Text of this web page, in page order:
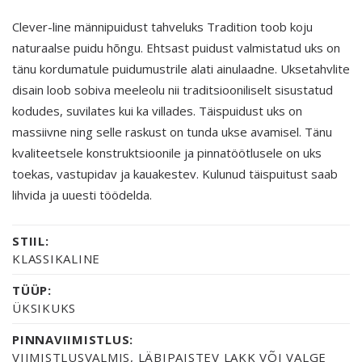
Clever-line männipuidust tahveluks Tradition toob koju
naturaalse puidu hõngu. Ehtsast puidust valmistatud uks on
tänu kordumatule puidumustrile alati ainulaadne. Uksetahvlite
disain loob sobiva meeleolu nii traditsiooniliselt sisustatud
kodudes, suvilates kui ka villades. Täispuidust uks on
massiivne ning selle raskust on tunda ukse avamisel. Tänu
kvaliteetsele konstruktsioonile ja pinnatöötlusele on uks
toekas, vastupidav ja kauakestev. Kulunud täispuitust saab
lihvida ja uuesti töödelda.
STIIL:
KLASSIKALINE
TÜÜP:
ÜKSIKUKS
PINNAVIIMISTLUS:
VIIMISTLUSVALMIS, LÄBIPAISTEV LAKK VÕI VALGE